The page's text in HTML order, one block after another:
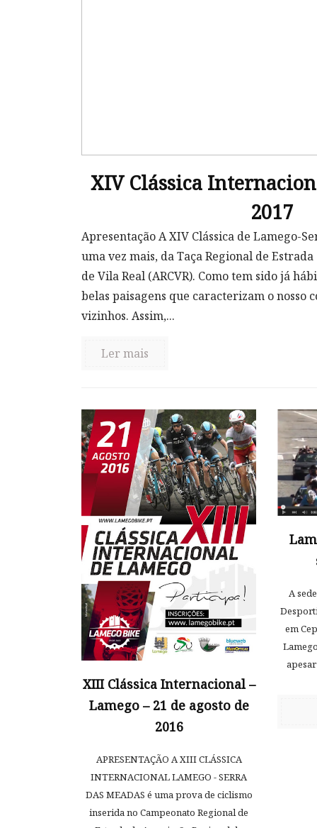
XIV Clássica
2017
Apresentação A XIV Clássica de Lamego-
uma vez mais, da Taça Regional de
de Vila Real (ARCVR). Como tem sido já
belas paisagens que caracterizam o nosso
vizinhos. Assim,...
Ler mais
XIII Clássica Internacional –
Lamego – 21 de agosto de
2016
APRESENTAÇÃO A XIII CLÁSSICA
INTERNACIONAL LAMEGO - SERRA
DAS MEADAS é uma prova de ciclismo
inserida no Campeonato Regional de
A
em